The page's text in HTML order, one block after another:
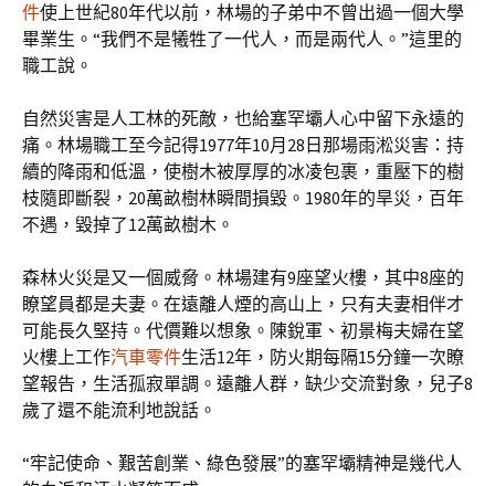
件使上世紀80年代以前，林場的子弟中不曾出過一個大學
畢業生。“我們不是犧牲了一代人，而是兩代人。”這里的
職工說。
自然災害是人工林的死敵，也給塞罕壩人心中留下永遠的
痛。林場職工至今記得1977年10月28日那場雨淞災害：持
續的降雨和低溫，使樹木被厚厚的冰凌包裹，重壓下的樹
枝隨即斷裂，20萬畝樹林瞬間損毀。1980年的旱災，百年
不遇，毀掉了12萬畝樹木。
森林火災是又一個威脅。林場建有9座望火樓，其中8座的
瞭望員都是夫妻。在遠離人煙的高山上，只有夫妻相伴才
可能長久堅持。代價難以想象。陳銳軍、初景梅夫婦在望
火樓上工作汽車零件生活12年，防火期每隔15分鐘一次瞭
望報告，生活孤寂單調。遠離人群，缺少交流對象，兒子8
歲了還不能流利地說話。
“牢記使命、艱苦創業、綠色發展”的塞罕壩精神是幾代人